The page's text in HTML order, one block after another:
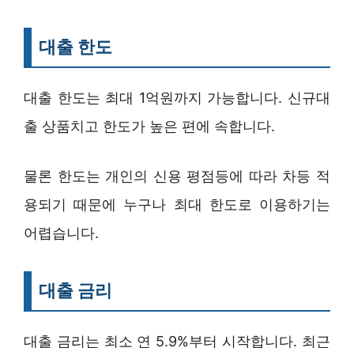
대출 한도
대출 한도는 최대 1억원까지 가능합니다. 신규대
출 상품치고 한도가 높은 편에 속합니다.
물론 한도는 개인의 신용 평점등에 따라 차등 적
용되기 때문에 누구나 최대 한도로 이용하기는
어렵습니다.
대출 금리
대출 금리는 최소 연 5.9%부터 시작합니다. 최근